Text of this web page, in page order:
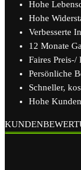
Hohe
Hohe
Verbesserte
12 Monate
Faires Preis-/
Persönliche
Schneller,
Hohe